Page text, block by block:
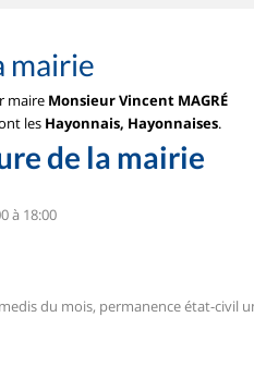
mairie
maire Monsieur Vincent MAGRÉ
les Hayonnais, Hayonnaises.
de la mairie
à 18:00
du mois, permanence état-civil